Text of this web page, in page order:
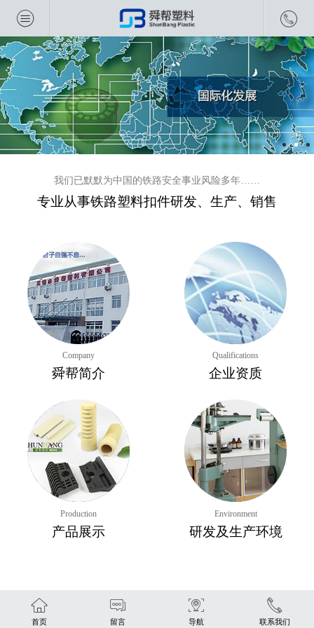
我们已默默为中国的铁路安全事业风险多年……
专业从事铁路塑料扣件研发、生产、销售
Company
舜帮简介
Qualifications
企业资质
Production
产品展示
Environment
研发及生产环境
首页 留言 导航 联系我们